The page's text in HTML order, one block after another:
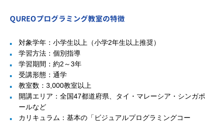
QUREOプログラミング教室の特徴
対象学年：小学生以上（小学2年生以上推奨）
学習方法：個別指導
学習期間：約2～3年
受講形態：通学
教室数：3,000教室以上
開講エリア：全国47都道府県、タイ・マレーシア・シンガポ
ールなど
カリキュラム：基本の「ビジュアルプログラミングコー